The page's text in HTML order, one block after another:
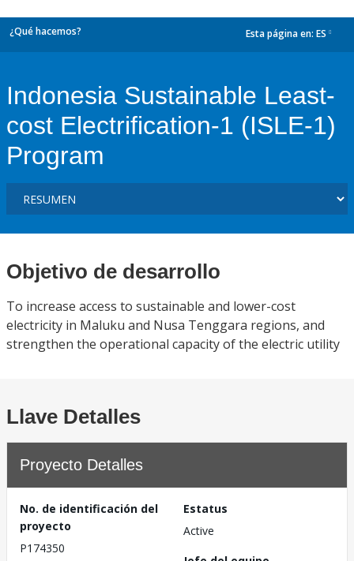
¿Qué hacemos? Esta página en: ES
Indonesia Sustainable Least-
cost Electrification-1 (ISLE-1)
Program
Objetivo de desarrollo
To increase access to sustainable and lower-cost
electricity in Maluku and Nusa Tenggara regions, and
strengthen the operational capacity of the electric utility
Llave Detalles
Proyecto Detalles
No. de identificación del
proyecto
P174350
Estatus
Active